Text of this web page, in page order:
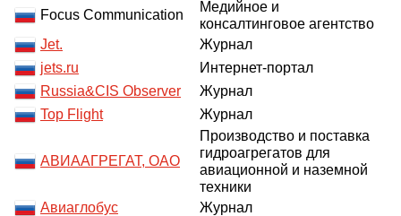
Focus Communication
Медийное и
консалтинговое агентство
Jet.
Журнал
jets.ru
Интернет-портал
Russia&CIS Observer
Журнал
Top Flight
Журнал
АВИААГРЕГАТ, ОАО
Производство и поставка
гидроагрегатов для
авиационной и наземной
техники
Авиаглобус
Журнал